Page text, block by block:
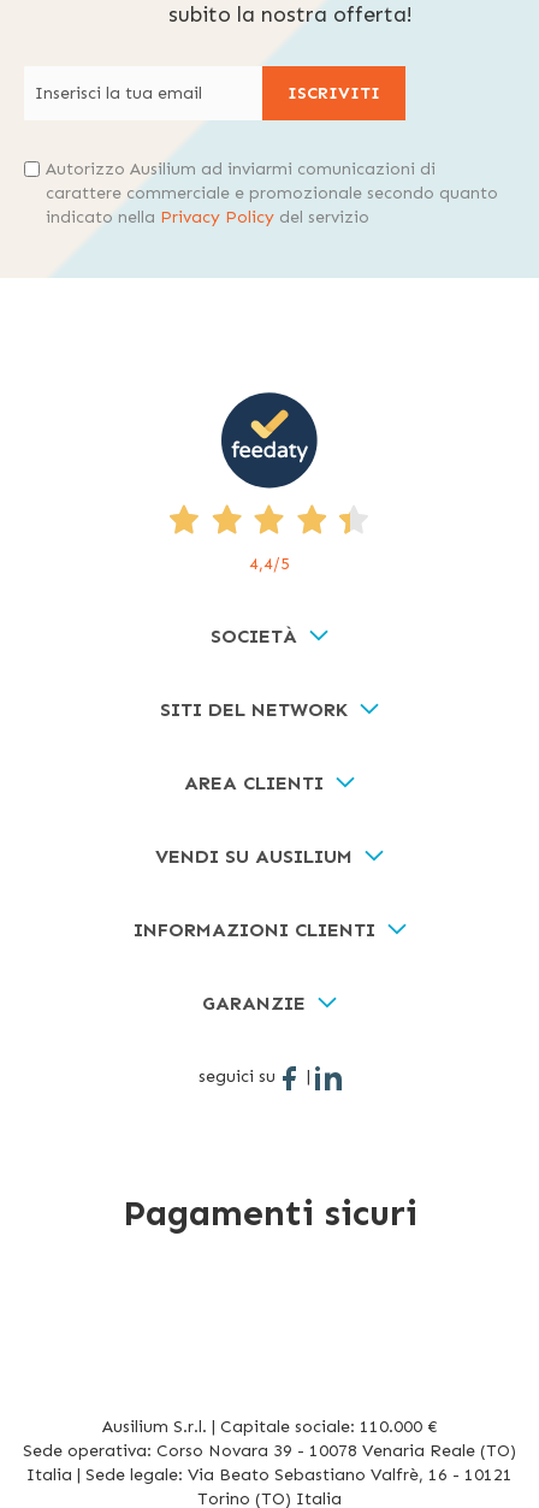
subito la nostra offerta!
ISCRIVITI
Autorizzo Ausilium ad inviarmi comunicazioni di
carattere commerciale e promozionale secondo quanto
indicato nella Privacy Policy del servizio
4,4/5
SOCIETÀ
SITI DEL NETWORK
AREA CLIENTI
VENDI SU AUSILIUM
INFORMAZIONI CLIENTI
GARANZIE
seguici su |
Pagamenti sicuri
Ausilium S.r.l. | Capitale sociale: 110.000 €
Sede operativa: Corso Novara 39 - 10078 Venaria Reale (TO)
Italia | Sede legale: Via Beato Sebastiano Valfrè, 16 - 10121
Torino (TO) Italia